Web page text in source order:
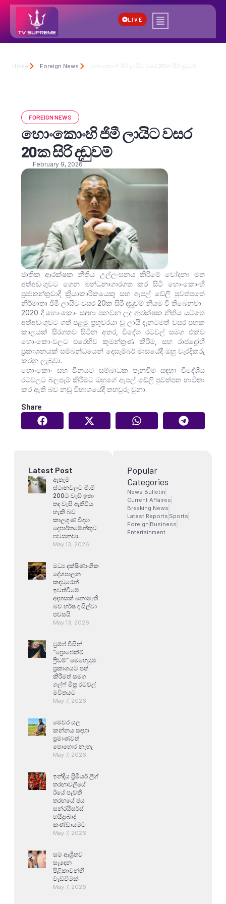
LIVE
Home Foreign News හොංකොංහි ජිමී ලායිට වසර 20ක සිරි දඬුවම්
FOREIGN NEWS
හොංකොංහි ජිමී ලායිට වසර
20ක සිරි දඬුවම්
February 9, 2026
ජාතික ආරක්ෂක නීතිය උල්ලංඝනය කිරීමේ චෝදනා මත
අත්අඩංගුවට ගෙන බන්ධනාගාරගත කර සිටි හොංකොංහි
ප්‍රජාතන්ත්‍රවාදී ක්‍රියාකාරිකයෙකු සහ ඇපල් ඩේලි පුවත්පතේ
නිර්මාතෘ ජිමී ලායිට වසර 20ක සිරි දඬුවම් නියම වී තිබෙනවා.
2020 දී හොංකොං සඳහා පනවන ලද ආරක්ෂක නීතිය යටතේ
අත්අඩංගුවට ගත් පළමු ප්‍රභූවරයා වූ ලායි දැනටමත් වසර පහක
කාලයක් සිරගතව සිටින අතර, විදේශ රටවල් සමග එක්ව
හොංකොංවලට එරෙහිව කුමන්ත්‍රණ කිරීම, සහ රාජද්‍රෝහී
ප්‍රකාශනයක් සම්බන්ධයෙන් දෙසැම්බර් මාසයේදී ඔහු වැරදිකරු
කරනු ලැබුවා.
හොංකොං සහ චීනයට සම්බාධක පැනවීම සඳහා විදේශීය
රටවලට බලපෑම් කිරීමට ඔහුගේ ඇපල් ඩේලි පුවත්පත භාවිතා
කර ඇති බව නඩු විභාගයේදී තහවුරු වුනා.
Share
Latest Post
ඇතැම්
ස්ථානවලට මි.මි
200ට වැඩි ඉතා
තද වැසි ඇතිවිය
හැකි බව
කාලගුණ විද්‍යා
දෙපාර්තමේන්තුව
පවසනවා.
May 13, 2026
මධ්‍ය දක්ෂිණාංශික
දේශපාලන
කඳවුරෙන්
ඉවත්වීමේ
අදහසක් නොමැති
බව හර්ෂ ද සිල්වා
පවසයි
May 13, 2026
ට්‍රම්ප් විසින්
“ප්‍රොජෙක්ට්
ෆ්‍රීඩම්” මෙහෙයුම
ප්‍රකාශයට පත්
කිරීමත් සමග
ගල්ෆ් මිත්‍ර රටවල්
මවිතයට
May 7, 2026
මෙවර යල
කන්නය සඳහා
ප්‍රමාණවත්
පොහොර නැහැ
May 7, 2026
ඉන්දීය ප්‍රිමියර් ලීග්
තරඟාවලියේ
ඊයේ පැවති
තරඟයේ ජය
සන්රයිසර්ස්
හයිද්‍රාබාද්
කණ්ඩායමට
May 7, 2026
සම ආශ්‍රිතව
සෑදෙන
පිළිකාවන්හි
වැඩිවීමක්
May 7, 2026
Popular
Categories
News Bulletin
Current Affaires
Breaking News
Latest Reports Sports
Foreign Business
Entertainment